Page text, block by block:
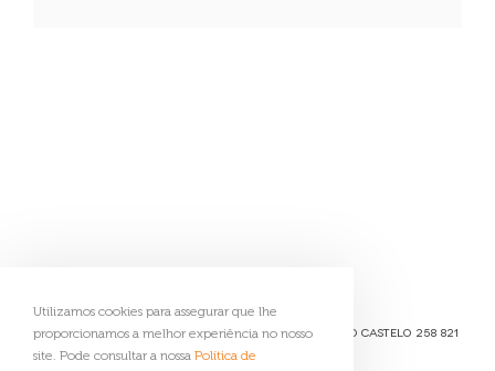
de Viana do Castelo
Passeio das Mordomas da Romaria 4904-877 Viana do Castelo 258 821
Utilizamos cookies para assegurar que lhe
proporcionamos a melhor experiência no nosso
site. Pode consultar a nossa Política de